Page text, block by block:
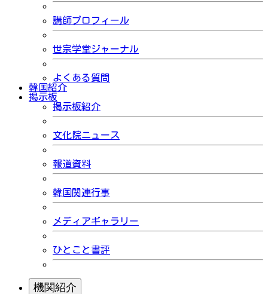
講師プロフィール
世宗学堂ジャーナル
よくある質問
韓国紹介
掲示板
掲示板紹介
文化院ニュース
報道資料
韓国関連行事
メディアギャラリー
ひとこと書評
機関紹介